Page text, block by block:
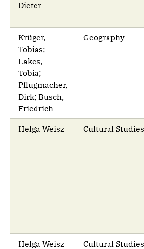
Dieter
Krüger,
Tobias;
Lakes,
Tobia;
Pflugmacher,
Dirk; Busch,
Friedrich
Geography
Helga Weisz Cultural Studies
Helga Weisz Cultural Studies